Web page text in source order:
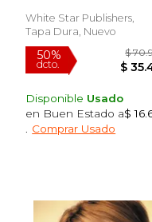
50%
dcto. $
Anna
White Star Publishers,
Tapa Dura, Nuevo
Disponible Usado
en Buen Estado a$
Comprar Usado